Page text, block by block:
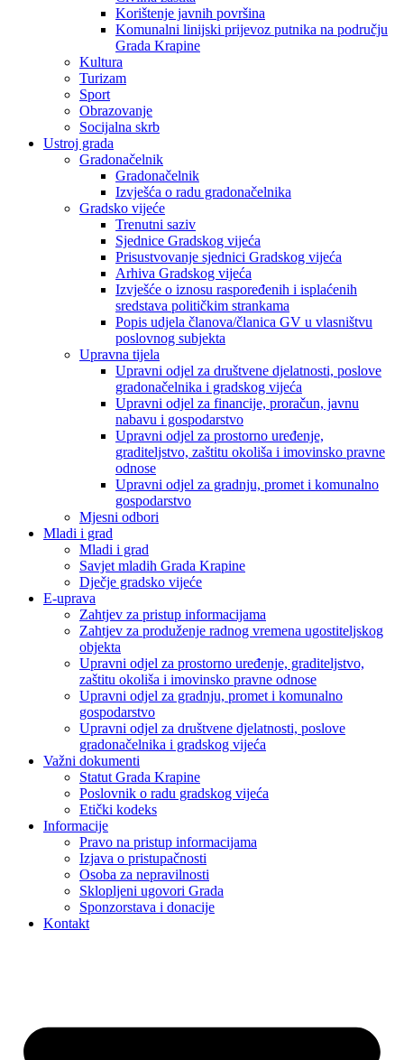
Korištenje javnih površina
Komunalni linijski prijevoz putnika na području
Grada Krapine
Kultura
Turizam
Sport
Obrazovanje
Socijalna skrb
Ustroj grada
Gradonačelnik
Gradonačelnik
Izvješća o radu gradonačelnika
Gradsko vijeće
Trenutni saziv
Sjednice Gradskog vijeća
Prisustvovanje sjednici Gradskog vijeća
Arhiva Gradskog vijeća
Izvješće o iznosu raspoređenih i isplaćenih
sredstava političkim strankama
Popis udjela članova/članica GV u vlasništvu
poslovnog subjekta
Upravna tijela
Upravni odjel za društvene djelatnosti, poslove
gradonačelnika i gradskog vijeća
Upravni odjel za financije, proračun, javnu
nabavu i gospodarstvo
Upravni odjel za prostorno uređenje,
graditeljstvo, zaštitu okoliša i imovinsko pravne
odnose
Upravni odjel za gradnju, promet i komunalno
gospodarstvo
Mjesni odbori
Mladi i grad
Mladi i grad
Savjet mladih Grada Krapine
Dječje gradsko vijeće
E-uprava
Zahtjev za pristup informacijama
Zahtjev za produženje radnog vremena ugostiteljskog
objekta
Upravni odjel za prostorno uređenje, graditeljstvo,
zaštitu okoliša i imovinsko pravne odnose
Upravni odjel za gradnju, promet i komunalno
gospodarstvo
Upravni odjel za društvene djelatnosti, poslove
gradonačelnika i gradskog vijeća
Važni dokumenti
Statut Grada Krapine
Poslovnik o radu gradskog vijeća
Etički kodeks
Informacije
Pravo na pristup informacijama
Izjava o pristupačnosti
Osoba za nepravilnosti
Sklopljeni ugovori Grada
Sponzorstava i donacije
Kontakt